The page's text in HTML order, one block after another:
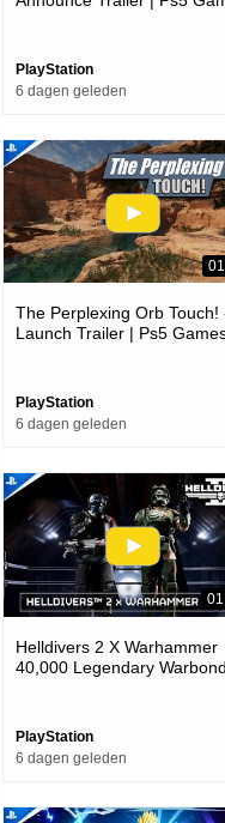
PlayStation
6 dagen geleden
The Perplexing Orb Touch!
Launch Trailer | Ps5
PlayStation
6 dagen geleden
Helldivers 2 X Warhammer
40,000 Legendary
PlayStation
6 dagen geleden